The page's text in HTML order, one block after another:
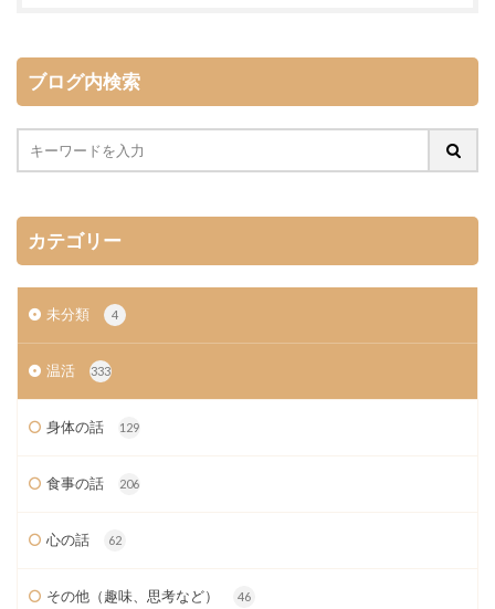
ブログ内検索
カテゴリー
未分類 4
温活 333
身体の話 129
食事の話 206
心の話 62
その他（趣味、思考など） 46